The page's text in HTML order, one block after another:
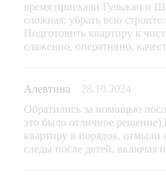
время приехали Гульжан и
сложная: убрать всю
Подготовить квартиру к
слаженно, оперативно,
Алевтина
28.10.2024
Обратились за помощью
это было отличное
квартиру в порядок, отмыли
следы после детей, включая